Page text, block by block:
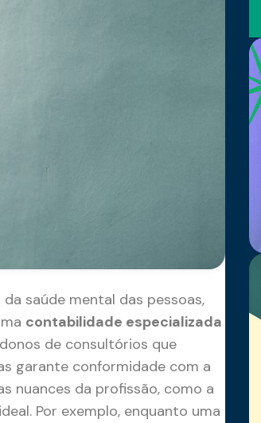
saúde mental das pessoas,
contabilidade especializada
de consultórios que
garante conformidade com a
nuances da profissão, como a
Por exemplo, enquanto uma